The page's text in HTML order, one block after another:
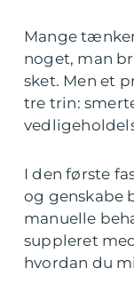
Mange
noget, man
sket. Men et
tre trin:
I den første
og genskabe
manuelle
suppleret
hvordan du